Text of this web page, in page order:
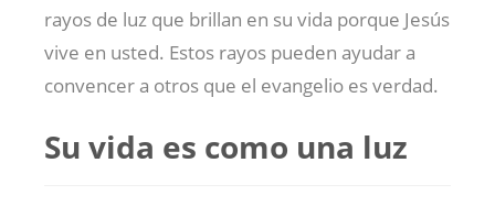
rayos de luz que brillan en su vida porque Jesús
vive en usted. Estos rayos pueden ayudar a
convencer a otros que el evangelio es verdad.
Su vida es como una luz